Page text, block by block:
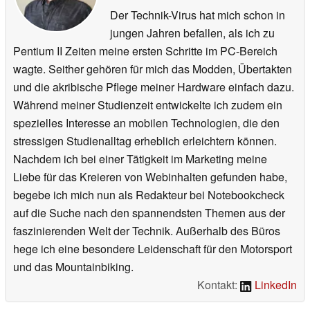
Der Technik-Virus hat mich schon in
jungen Jahren befallen, als ich zu
Pentium II Zeiten meine ersten Schritte im PC-Bereich
wagte. Seither gehören für mich das Modden, Übertakten
und die akribische Pflege meiner Hardware einfach dazu.
Während meiner Studienzeit entwickelte ich zudem ein
spezielles Interesse an mobilen Technologien, die den
stressigen Studienalltag erheblich erleichtern können.
Nachdem ich bei einer Tätigkeit im Marketing meine
Liebe für das Kreieren von Webinhalten gefunden habe,
begebe ich mich nun als Redakteur bei Notebookcheck
auf die Suche nach den spannendsten Themen aus der
faszinierenden Welt der Technik. Außerhalb des Büros
hege ich eine besondere Leidenschaft für den Motorsport
und das Mountainbiking.
Kontakt:
LinkedIn